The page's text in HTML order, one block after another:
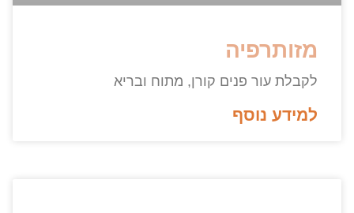
מזותרפיה
לקבלת עור פנים קורן, מתוח ובריא
למידע נוסף